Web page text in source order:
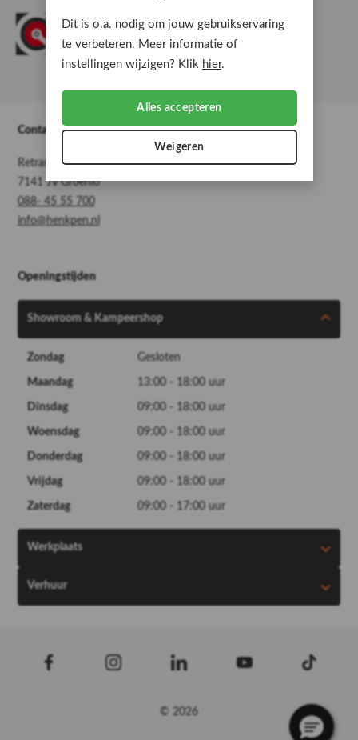
Dit is o.a. nodig om jouw gebruikservaring
te verbeteren. Meer informatie of
instellingen wijzigen? Klik hier.
Alles accepteren
Weigeren
Contact
Retranchement 6
7141 JV Groenlo
088- 45 55 700
info@henkpen.nl
Openingstijden
Showroom & Kampeershop
Zondag Gesloten
Maandag 13:00 - 18:00 uur
Dinsdag 09:00 - 18:00 uur
Woensdag 09:00 - 18:00 uur
Donderdag 09:00 - 18:00 uur
Vrijdag 09:00 - 18:00 uur
Zaterdag 09:00 - 17:00 uur
Werkplaats
Verhuur
© 2026